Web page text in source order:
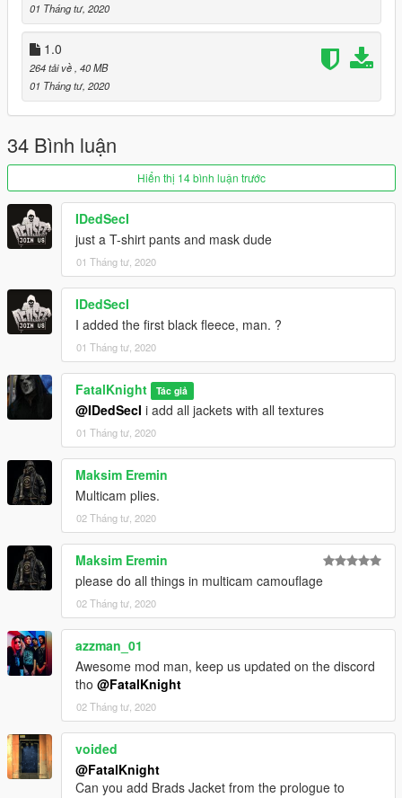
01 Tháng tư, 2020
1.0
264 tải về, 40 MB
01 Tháng tư, 2020
34 Bình luận
Hiển thị 14 bình luận trước
IDedSecI
just a T-shirt pants and mask dude
01 Tháng tư, 2020
IDedSecI
I added the first black fleece, man. ?
01 Tháng tư, 2020
FatalKnight Tác giả
@IDedSecI i add all jackets with all textures
01 Tháng tư, 2020
Maksim Eremin
Multicam plies.
02 Tháng tư, 2020
Maksim Eremin
please do all things in multicam camouflage
02 Tháng tư, 2020
azzman_01
Awesome mod man, keep us updated on the discord
tho @FatalKnight
02 Tháng tư, 2020
voided
@FatalKnight
Can you add Brads Jacket from the prologue to